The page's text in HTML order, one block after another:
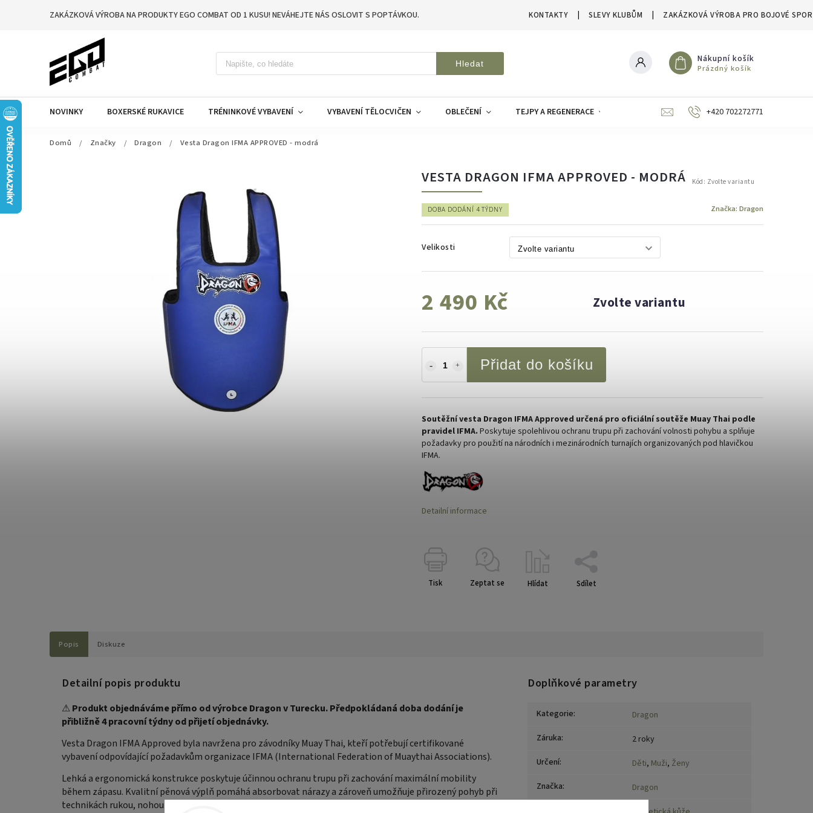
ZAKÁZKOVÁ VÝROBA NA PRODUKTY EGO COMBAT OD 1 KUSU! NEVÁHEJTE NÁS OSLOVIT S POPTÁVKOU. KONTAKTY SLEVY KLUBŮM ZAKÁZKOVÁ VÝROBA PRO BOJOVÉ
Hledat Nákupní košík
Prázdný košík
NOVINKY BOXERSKÉ RUKAVICE TRÉNINKOVÉ VYBAVENÍ VYBAVENÍ TĚLOCVIČEN OBLEČENÍ TEJPY A REGENERACE SLEVY A VÝPRODEJE
+420 702272771
Domů / Značky / Dragon / Vesta Dragon IFMA APPROVED - modrá
VESTA DRAGON IFMA APPROVED - MODRÁ Kód: Zvolte variantu
DOBA DODÁNÍ 4 TÝDNY Značka: Dragon
Velikosti
2 490 Kč Zvolte variantu
Přidat do košíku
Soutěžní vesta Dragon IFMA Approved určená pro oficiální soutěže Muay Thai podle
pravidel IFMA. Poskytuje spolehlivou ochranu trupu při zachování volnosti pohybu a splňuje
požadavky pro použití na národních i mezinárodních turnajích organizovaných pod hlavičkou
IFMA.
Detailní informace
Tisk Zeptat se Hlídat Sdílet
Popis Diskuze
Detailní popis produktu
⚠Produkt objednáváme přímo od výrobce Dragon v Turecku. Předpokládaná doba dodání je
přibližně 4 pracovní týdny od přijetí objednávky.
Vesta Dragon IFMA Approved byla navržena pro závodníky Muay Thai, kteří potřebují certifikované
vybavení odpovídající požadavkům organizace IFMA (International Federation of Muaythai Associations).
Lehká a ergonomická konstrukce poskytuje účinnou ochranu trupu při zachování maximální mobility
během zápasu. Kvalitní pěnová výplň pomáhá absorbovat nárazy a zároveň umožňuje přirozený pohyb při
technikách rukou, nohou i klinčování.
Doplňkové parametry
Kategorie:
Dragon
Záruka:
2 roky
Určení: Děti, Muži, Ženy
Značka:
Dragon